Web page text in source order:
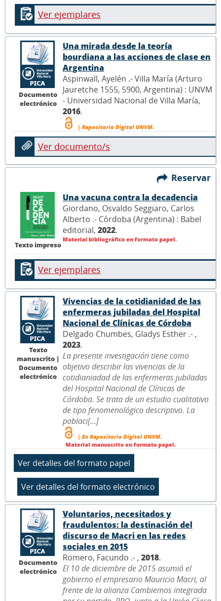
Ver ejemplares
Documento
electrónico
Una mirada desde la teoría
bourdiana a las acciones de clase en
Argentina
Aspinwall, Ayelén .- Villa María (Arturo
Jauretche 1555, 5900, Argentina) : UNVM
- Universidad Nacional de Villa María,
2016.
| Repositorio Digital UNVM.
Ver documento/s
Reservar
Texto impreso
Una vacuna contra la decadencia
Giordano, Osvaldo Seggiaro, Carlos
Alberto .- Córdoba (Argentina) : Babel
editorial, 2022.
Material bibliográfico en formato papel.
Ver ejemplares
Texto
manuscrito |
Documento
electrónico
Vivencias de la cotidianidad de las
enfermeras jubiladas del Hospital
Nacional de Clínicas de Córdoba
Delgado Chumbes, Gladys Esther .- ,
2023.
La presente investigación tiene como
objetivo describir las vivencias de la
cotidianiadad de las enfermeras jubiladas
del Hospital Nacional de Clínicas de
Córdoba. Se trata de un estudio cualitativo
de tipo fenomenológico descriptivo. La
poblaci[...]
| En Repositorio Digital UNVM.
Material manuscrito en formato papel.
Documento
electrónico
Voluntarios, necesitados y
fraudulentos: la destinación del
discurso de Macri en las redes
sociales en 2015
Romero, Facundo .- , 2018.
El 10 de diciembre de 2015 asumió el
gobierno el empresario Mauricio Macri, al
frente de la alianza Cambiemos integrada